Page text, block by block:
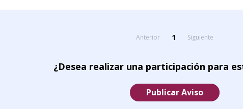
Anterior 1 Siguiente
¿Desea realizar una participación para
Publicar Aviso